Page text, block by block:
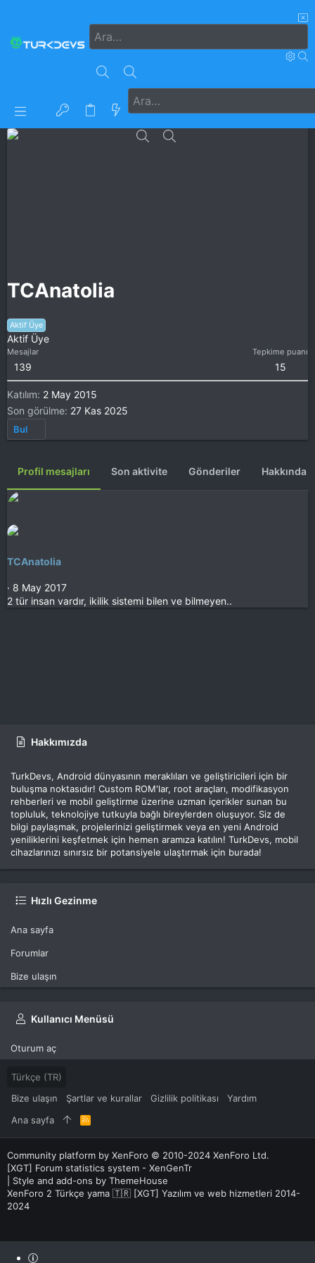
TCAnatolia
Aktif Üye
Aktif Üye
Mesajlar
139
Tepkime puanı
15
Katılım 2 May 2015
Son görülme 27 Kas 2025
Bul
Profil mesajları Son aktivite Gönderiler Hakkında
TCAnatolia
8 May 2017
2 tür insan vardır, ikilik sistemi bilen ve bilmeyen..
Hakkımızda
TurkDevs, Android dünyasının meraklıları ve geliştiricileri için bir
buluşma noktasıdır! Custom ROM'lar, root araçları, modifikasyon
rehberleri ve mobil geliştirme üzerine uzman içerikler sunan bu
topluluk, teknolojiye tutkuyla bağlı bireylerden oluşuyor. Siz de
bilgi paylaşmak, projelerinizi geliştirmek veya en yeni Android
yeniliklerini keşfetmek için hemen aramıza katılın! TurkDevs, mobil
cihazlarınızı sınırsız bir potansiyele ulaştırmak için burada!
Hızlı Gezinme
Ana sayfa
Forumlar
Bize ulaşın
Kullanıcı Menüsü
Oturum aç
Türkçe (TR)
Bize ulaşın
Şartlar ve kurallar Gizlilik politikası
Yardım
Ana sayfa
R
S
S
Community platform by XenForo © 2010-2024 XenForo Ltd.
[XGT] Forum statistics system - XenGenTr
Style and add-ons by ThemeHouse
XenForo 2 Türkçe yama 🇹🇷 [XGT] Yazılım ve web hizmetleri 2014-
2024